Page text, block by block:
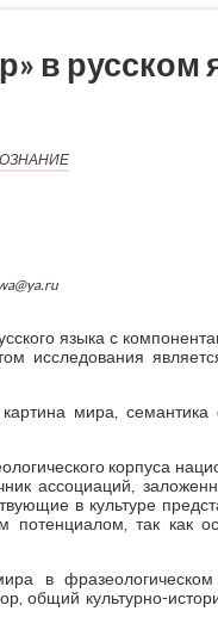
в русском
языка с
исследования
мира, семантика
корпуса
ассоциаций,
в культуре
потенциалом, так как
в фразеологическом
общий культурно-